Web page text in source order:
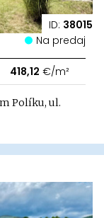
ID: 38015
Na predaj
418,12 €/m²
Políku, ul.